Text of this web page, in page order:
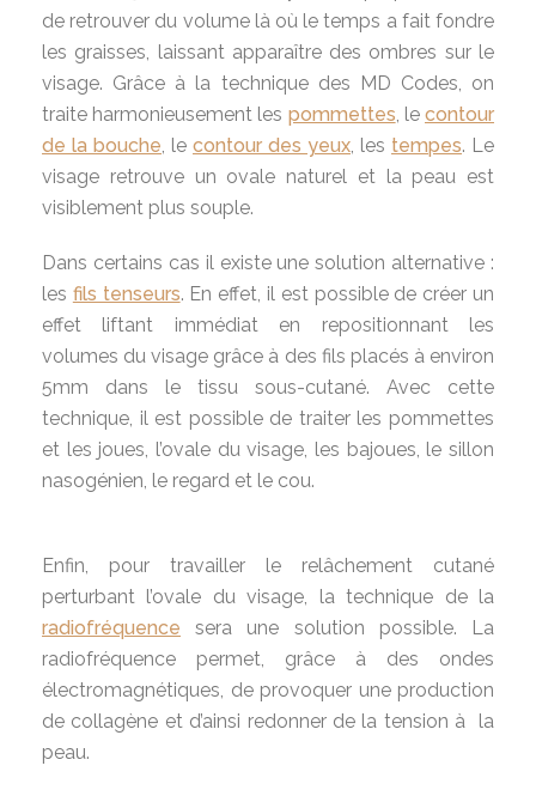
de retrouver du volume là où le temps a fait fondre
les graisses, laissant apparaître des ombres sur le
visage. Grâce à la technique des MD Codes, on
traite harmonieusement les pommettes, lecontour
de la bouche, le contour des yeux, les tempes. Le
visage retrouve un ovale naturel et la peau est
visiblement plus souple.
Dans certains cas il existe une solution alternative :
les fils tenseurs. En effet, il est possible de créer un
effet liftant immédiat en repositionnant les
volumes du visage grâce à des fils placés à environ
5mm dans le tissu sous-cutané. Avec cette
technique, il est possible de traiter les pommettes
et les joues, l’ovale du visage, les bajoues, le sillon
nasogénien, le regard et le cou.
Enfin, pour travailler le relâchement cutané
perturbant l’ovale du visage, la technique de la
radiofréquence sera une solution possible. La
radiofréquence permet, grâce à des ondes
électromagnétiques, de provoquer une production
de collagène et d’ainsi redonner de la tension à la
peau.